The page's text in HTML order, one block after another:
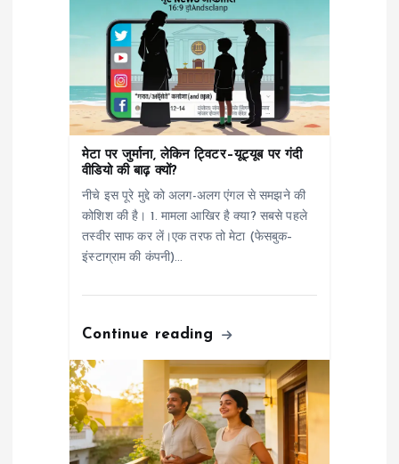
मेटा पर जुर्माना, लेकिन ट्विटर–यूट्यूब पर गंदी
वीडियो की बाढ़ क्यों?
नीचे इस पूरे मुद्दे को अलग-अलग एंगल से समझने की
कोशिश की है। 1. मामला आखिर है क्या? सबसे पहले
तस्वीर साफ कर लें।एक तरफ तो मेटा (फेसबुक–
इंस्टाग्राम की कंपनी)…
Continue reading